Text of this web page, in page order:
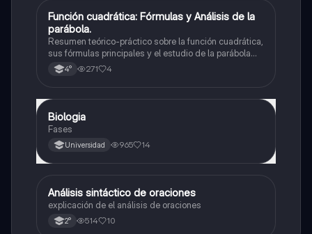
Matemáticas
Función cuadrática: Fórmulas y Análisis de la
parábola.
Resumen teórico-práctico sobre la función cuadrática,
sus fórmulas principales y el estudio de la parábola
como representación gráfica.Incluye desarrollo de la
forma general, cálculo de raíces, vértice y elementos
4° 271 4
Biología
Biologia
Fases
Universidad 965 14
Lengua
Análisis sintáctico de oraciones
explicación de el análisis de oraciones
2° 514 10